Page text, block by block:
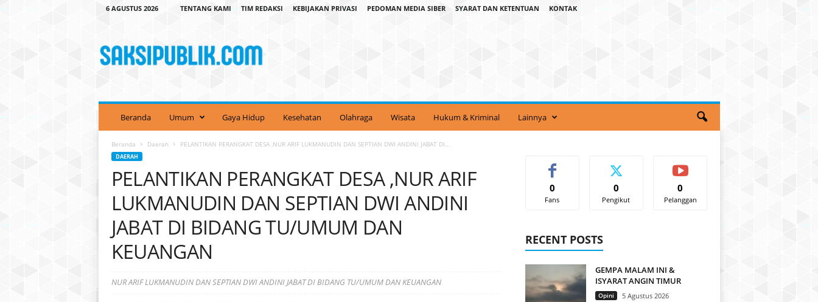
6 AGUSTUS 2026 TENTANG KAMI TIM REDAKSI KEBIJAKAN PRIVASI PEDOMAN MEDIA SIBER SYARAT DAN KETENTUAN KONTAK
k
s
u
l
Beranda Umum Gaya Hidup Kesehatan Olahraga Wisata Hukum & Kriminal Lainnya
Beranda Daerah PELANTIKAN PERANGKAT DESA ,NUR ARIF LUKMANUDIN DAN SEPTIAN DWI ANDINI JABAT DI...
DAERAH
PELANTIKAN PERANGKAT DESA ,NUR ARIF
LUKMANUDIN DAN SEPTIAN DWI ANDINI
JABAT DI BIDANG TU/UMUM DAN
KEUANGAN
NUR ARIF LUKMANUDIN DAN SEPTIAN DWI ANDINI JABAT DI BIDANG TU/UMUM DAN KEUANGAN
0
Fans
0
Pengikut
0
Pelanggan
RECENT POSTS
GEMPA MALAM INI &
ISYARAT ANGIN TIMUR
Opini 5 Agustus 2026